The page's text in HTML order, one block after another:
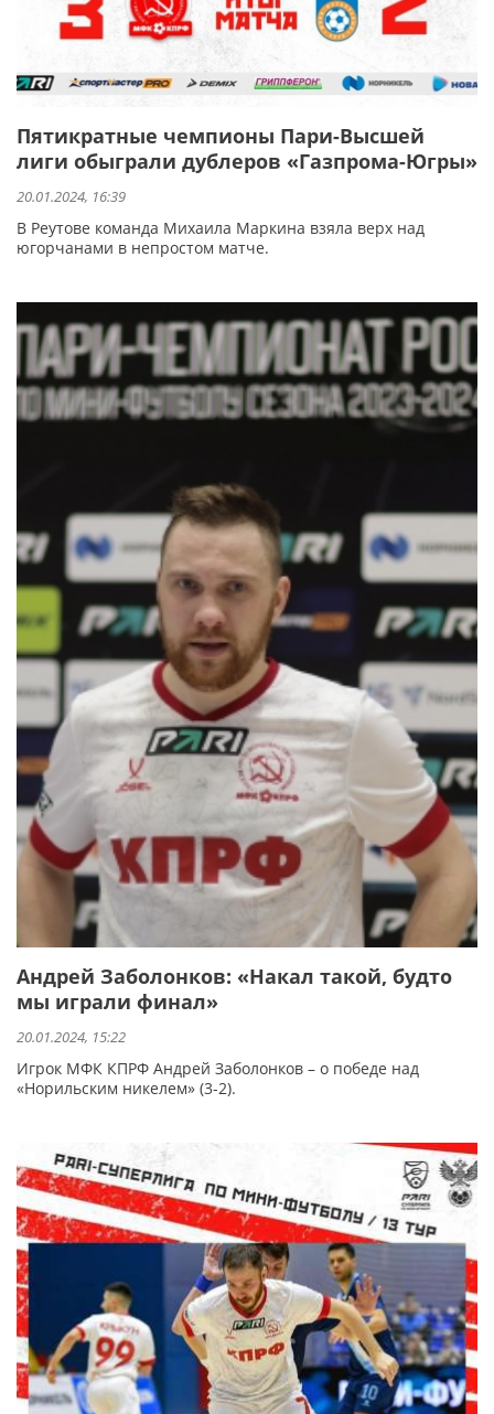
Пятикратные чемпионы Пари-Высшей
лиги обыграли дублеров «Газпрома-Югры»
20.01.2024, 16:39
В Реутове команда Михаила Маркина взяла верх над
югорчанами в непростом матче.
Андрей Заболонков: «Накал такой, будто
мы играли финал»
20.01.2024, 15:22
Игрок МФК КПРФ Андрей Заболонков – о победе над
«Норильским никелем» (3-2).